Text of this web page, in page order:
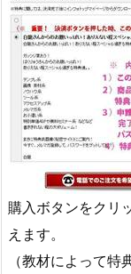
購入ボタンをクリ
えます。
（教材によって特